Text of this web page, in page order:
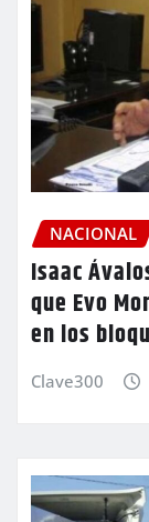
NACIONAL
Isaac
que Evo
en los
Clave300